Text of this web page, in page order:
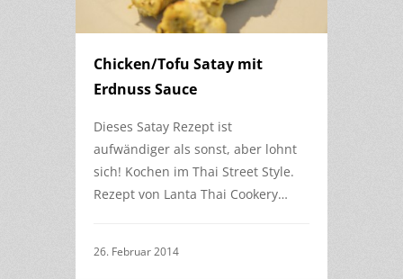
Chicken/Tofu Satay mit
Erdnuss Sauce
Dieses Satay Rezept ist
aufwändiger als sonst, aber lohnt
sich! Kochen im Thai Street Style.
Rezept von Lanta Thai Cookery…
26. Februar 2014